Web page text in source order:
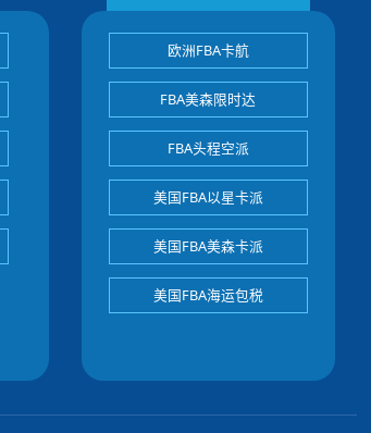
欧洲FBA卡航
FBA美森限时达
FBA头程空派
美国FBA以星卡派
美国FBA美森卡派
美国FBA海运包税